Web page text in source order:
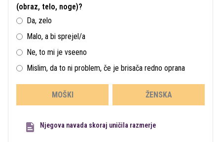
(obraz, telo, noge)?
Da, zelo
Malo, a bi sprejel/a
Ne, to mi je vseeno
Mislim, da to ni problem, če je brisača redno oprana
MOŠKI ŽENSKA
Njegova navada skoraj uničila razmerje